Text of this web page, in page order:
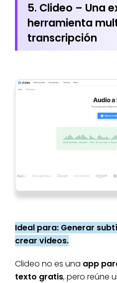
5. Clideo – Una
herramienta
transcripción
Ideal para: Generar
crear videos.
Clideo no es una app
texto gratis, pero reúne